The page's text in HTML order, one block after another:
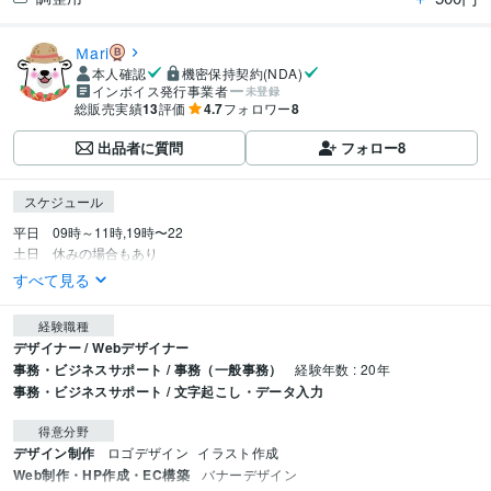
Ｍari
本人確認
機密保持契約(NDA)
インボイス発行事業者
未登録
総販売実績13評価 4.7フォロワー8
出品者に質問 フォロー8
スケジュール
平日　09時～11時,19時〜22
土日　休みの場合もあり
すべて見る
経験職種
デザイナー / Webデザイナー
事務・ビジネスサポート / 事務（一般事務）
経験年数 : 20年
事務・ビジネスサポート / 文字起こし・データ入力
得意分野
デザイン制作 ロゴデザイン イラスト作成
Web制作・HP作成・EC構築 バナーデザイン